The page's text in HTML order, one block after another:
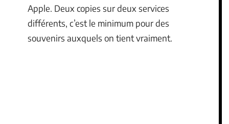
Apple. Deux copies sur deux services
différents, c’est le minimum pour des
souvenirs auxquels on tient vraiment.